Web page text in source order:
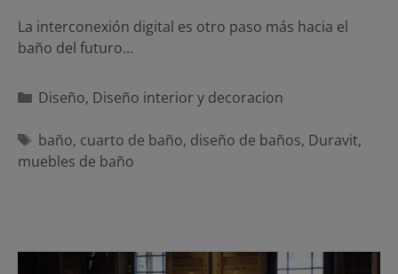
La interconexión digital es otro paso más hacia el
baño del futuro…
Categorías
Diseño, Diseño interior y decoracion
Etiquetas
baño, cuarto de baño, diseño de baños, Duravit,
muebles de baño